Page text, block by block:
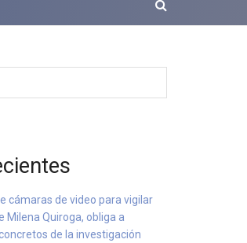
cámaras de video para vigilar
Milena Quiroga, obliga a
de la investigación